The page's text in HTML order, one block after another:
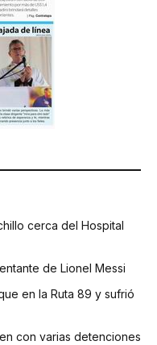
cerca del Hospital
de Lionel Messi
en la Ruta 89 y sufrió
con varias detenciones